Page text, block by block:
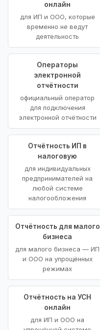
онлайн
для ИП и ООО, которые
временно не ведут
деятельность
Операторы
электронной
отчётности
официальный оператор
для подключения
электронной отчётности
Отчётность ИП в
налоговую
для индивидуальных
предпринимателей на
любой системе
налогообложения
Отчётность для малого
бизнеса
для малого бизнеса — ИП
и ООО на упрощённых
режимах
Отчётность на УСН
онлайн
для ИП и ООО на